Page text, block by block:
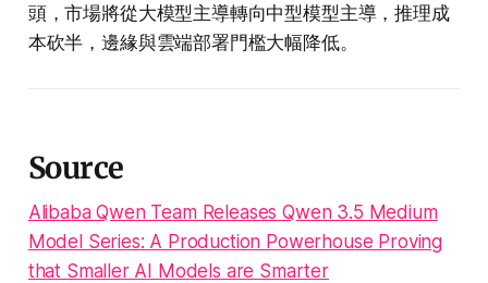
頭，市場將從大模型主導轉向中型模型主導，推理成
本砍半，邊緣與雲端部署門檻大幅降低。
Source
Alibaba Qwen Team Releases Qwen 3.5 Medium
Model Series: A Production Powerhouse Proving
that Smaller AI Models are Smarter